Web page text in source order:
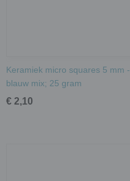
Keramiek micro squares 5 mm -
blauw mix; 25 gram
€ 2,10